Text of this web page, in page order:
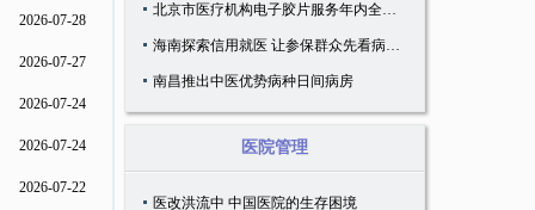
2026-07-28
2026-07-27
2026-07-24
2026-07-24
2026-07-22
北京市医疗机构电子胶片服务年内全覆盖
海南探索信用就医 让参保群众先看病、后付款
南昌推出中医优势病种日间病房
医院管理
医改洪流中 中国医院的生存困境